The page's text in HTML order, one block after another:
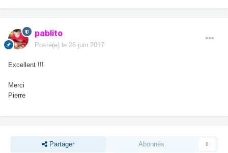
pablito
Posté(e) le 26 juin 2017
Excellent !!!
Merci
Pierre
Partager Abonnés 0